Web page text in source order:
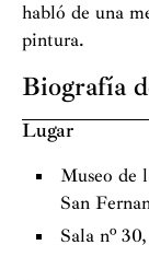
habló de una
pintura.
Biografía
Toledo. Vive
infancia
Su carrera
en el estudio
empieza a
Lugar
Museo de
San
Sala nº